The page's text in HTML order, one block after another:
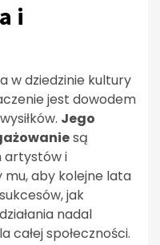
i
w dziedzinie kultury
jest dowodem
Jego
są
artystów i
mu, aby kolejne lata
jak
nadal
całej społeczności.